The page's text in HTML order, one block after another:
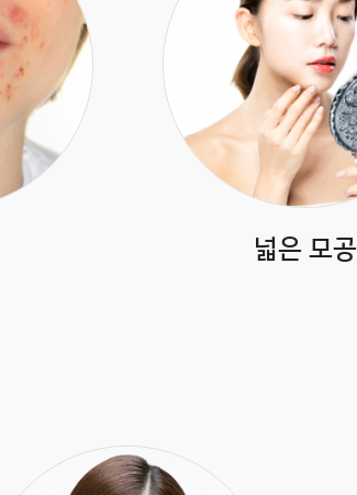
넓은 모공